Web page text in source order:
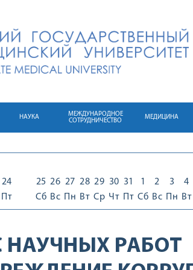
НАУКА
МЕЖДУНАРОДНОЕ
СОТРУДНИЧЕСТВО
МЕДИЦИНА
24
Пт
25
Сб
26
Вс
27
Пн
28
Вт
29
Ср
30
Чт
31
Пт
1
Сб
2
Вс
3
Пн
4
Вт
НАУЧНЫХ РАБОТ